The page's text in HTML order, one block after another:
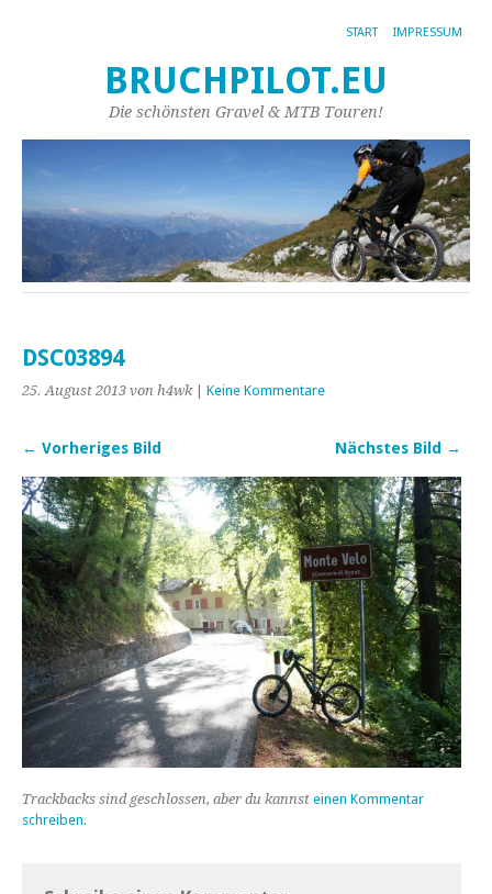
START IMPRESSUM
BRUCHPILOT.EU
Die schönsten Gravel & MTB Touren!
DSC03894
25. August 2013 von h4wk| Keine Kommentare
← Vorheriges Bild Nächstes Bild →
Trackbacks sind geschlossen, aber du kannst einen Kommentar
schreiben.